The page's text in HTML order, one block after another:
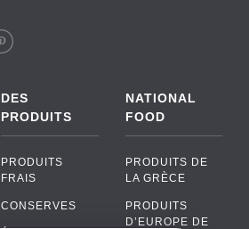
DES
PRODUITS
PRODUITS
FRAIS
CONSERVES
NATIONAL
FOOD
PRODUITS DE
LA GRÈCE
PRODUITS
D’EUROPE DE